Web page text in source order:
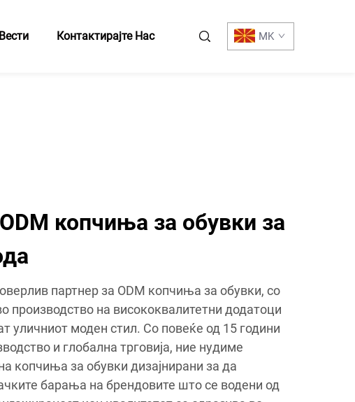
Вести Контактирајте Нас MK
копчиња за обувки за
партнер за ODM копчиња за обувки, со
производство на висококвалитетни додатоци
уличниот моден стил. Со повеќе од 15 години
и глобална трговија, ние нудиме
копчиња за обувки дизајнирани за да
барања на брендовите што се водени од